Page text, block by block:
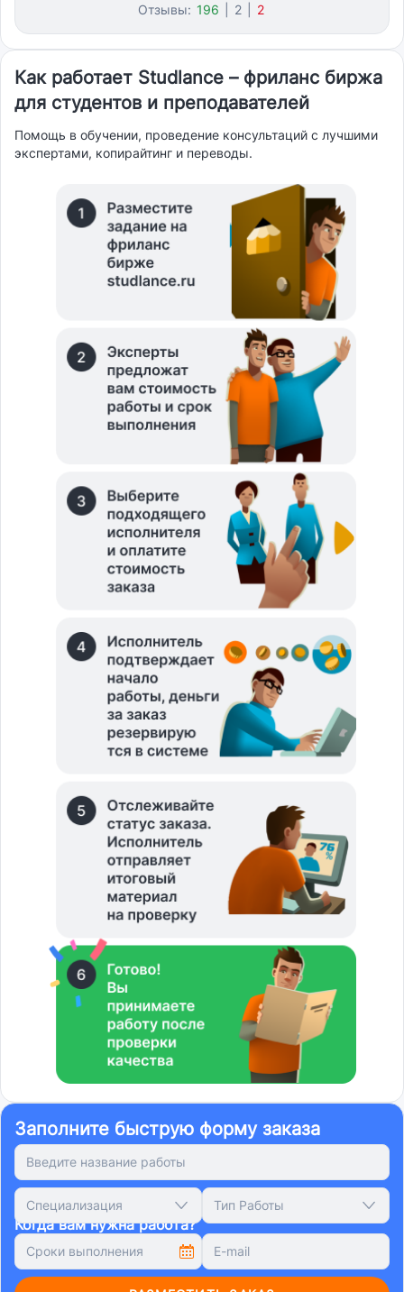
Отзывы: 196 2 2
Как работает Studlance – фриланс биржа
для студентов и преподавателей
Помощь в обучении, проведение консультаций с лучшими
экспертами, копирайтинг и переводы.
Заполните быструю форму заказа
Специализация Тип Работы
Когда вам нужна работа?